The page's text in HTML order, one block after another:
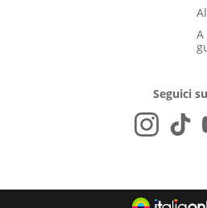
A
Seguici su